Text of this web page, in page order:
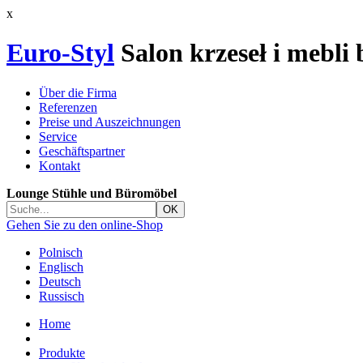
x
Euro-Styl Salon krzeseł i
Über die Firma
Referenzen
Preise und Auszeichnungen
Service
Geschäftspartner
Kontakt
Lounge Stühle und Büromöbel
Gehen Sie zu den online-Shop
Polnisch
Englisch
Deutsch
Russisch
Home
Produkte